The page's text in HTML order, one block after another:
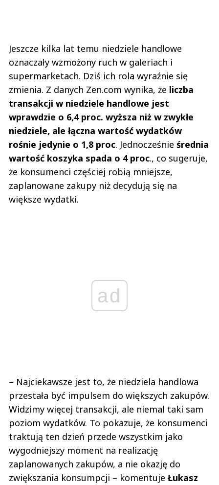
Jeszcze kilka lat temu niedziele handlowe
oznaczały wzmożony ruch w galeriach i
supermarketach. Dziś ich rola wyraźnie się
zmienia. Z danych Zen.com wynika, że liczba
transakcji w niedziele handlowe jest
wprawdzie o 6,4 proc. wyższa niż w zwykłe
niedziele, ale łączna wartość wydatków
rośnie jedynie o 1,8 proc. Jednocześnie średnia
wartość koszyka spada o 4 proc., co sugeruje,
że konsumenci częściej robią mniejsze,
zaplanowane zakupy niż decydują się na
większe wydatki.
ad
– Najciekawsze jest to, że niedziela handlowa
przestała być impulsem do większych zakupów.
Widzimy więcej transakcji, ale niemal taki sam
poziom wydatków. To pokazuje, że konsumenci
traktują ten dzień przede wszystkim jako
wygodniejszy moment na realizację
zaplanowanych zakupów, a nie okazję do
zwiększania konsumpcji – komentuje Łukasz